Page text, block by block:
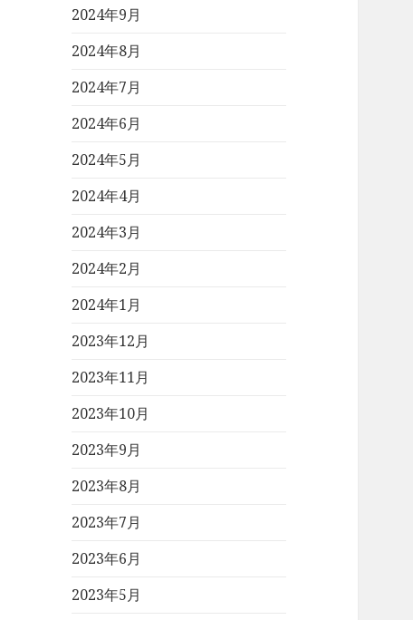
2024年9月
2024年8月
2024年7月
2024年6月
2024年5月
2024年4月
2024年3月
2024年2月
2024年1月
2023年12月
2023年11月
2023年10月
2023年9月
2023年8月
2023年7月
2023年6月
2023年5月